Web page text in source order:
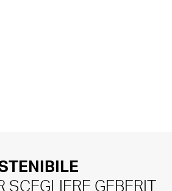
SCEGLIERE GEBERIT